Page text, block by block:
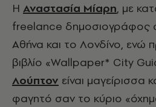
H Αναστασία Μίαρη, με
freelance δημοσιογράφος
Αθήνα και το Λονδίνο, ενώ
βιβλίο «Wallpaper* City
Λούπτον είναι
φαγητό σαν το κύριο